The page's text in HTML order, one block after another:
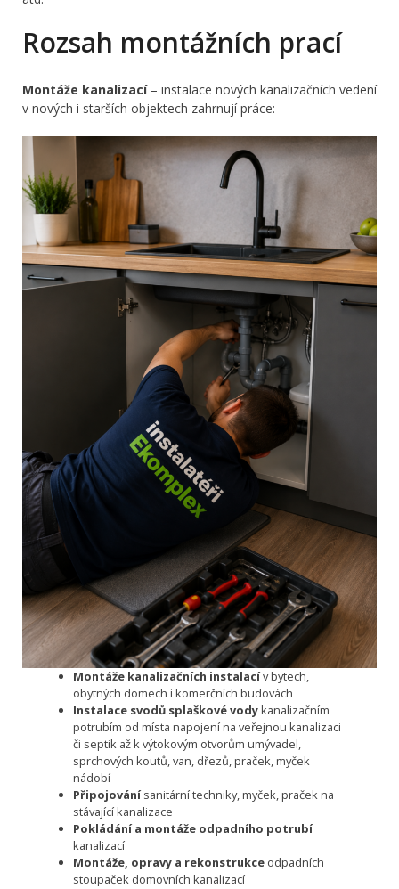
Rozsah montážních prací
Montáže kanalizací– instalace nových kanalizačních vedení
v nových i starších objektech zahrnují práce:
Montáže kanalizačních instalacív bytech,
obytných domech i komerčních budovách
Instalace svodů splaškové vodykanalizačním
potrubím od místa napojení na veřejnou kanalizaci
či septik až k výtokovým otvorům umývadel,
sprchových koutů, van, dřezů, praček, myček
nádobí
Připojovánísanitární techniky, myček, praček na
stávající kanalizace
Pokládání a montáže odpadního potrubí
kanalizací
Montáže, opravy a rekonstrukce odpadních
stoupaček domovních kanalizací